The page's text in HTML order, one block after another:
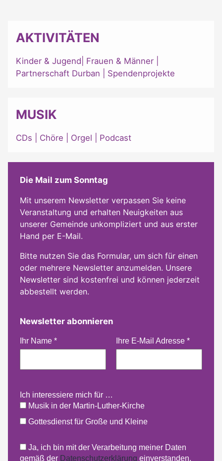
AKTIVITÄTEN
Kinder & Jugend Frauen & Männer
Partnerschaft Durban
Spendenprojekte
MUSIK
CDs Chöre Orgel Podcast
Die Mail zum Sonntag
Mit unserem Newsletter verpassen Sie keine
Veranstaltung und erhalten Neuigkeiten aus
unserer Gemeinde unkompliziert und aus erster
Hand per E-Mail.
Bitte nutzen Sie das Formular, um sich für einen
oder mehrere Newsletter anzumelden. Unsere
Newsletter sind kostenfrei und können jederzeit
abbestellt werden.
Newsletter abonnieren
Ihr Name * Ihre E-Mail Adresse *
Ich interessiere mich für …
Musik in der Martin-Luther-Kirche
Gottesdienst für Große und Kleine
Ja, ich bin mit der Verarbeitung meiner Daten
gemäß der Datenschutzerklärung einverstanden.